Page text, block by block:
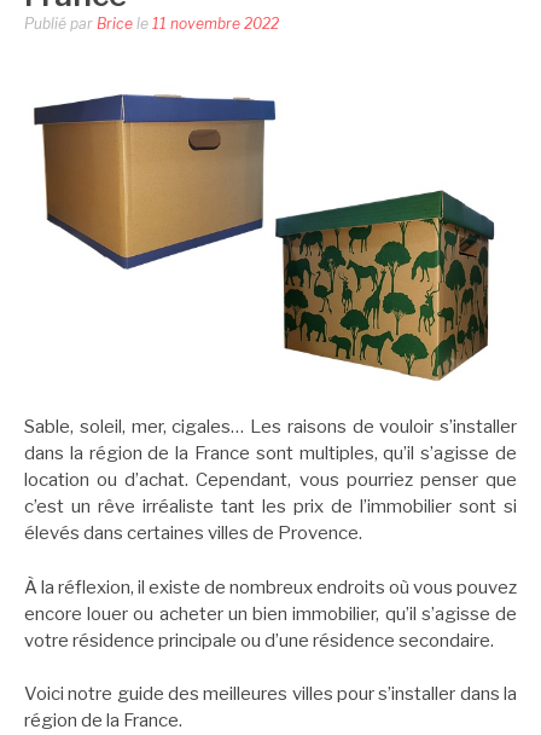
Publié par Brice le 11 novembre 2022
Sable, soleil, mer, cigales… Les raisons de vouloir s’installer
dans la région de la France sont multiples, qu’il s’agisse de
location ou d’achat. Cependant, vous pourriez penser que
c’est un rêve irréaliste tant les prix de l’immobilier sont si
élevés dans certaines villes de Provence.
À la réflexion, il existe de nombreux endroits où vous pouvez
encore louer ou acheter un bien immobilier, qu’il s’agisse de
votre résidence principale ou d’une résidence secondaire.
Voici notre guide des meilleures villes pour s’installer dans la
région de la France.